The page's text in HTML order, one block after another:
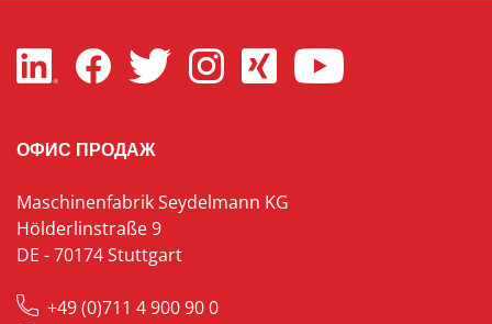
ОФИС ПРОДАЖ
Maschinenfabrik Seydelmann KG
Hölderlinstraße 9
DE - 70174 Stuttgart
+49 (0)711 4 900 90 0